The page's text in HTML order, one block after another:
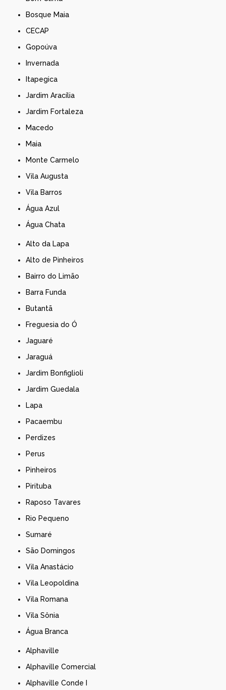
Bosque Maia
CECAP
Gopoúva
Invernada
Itapegica
Jardim Aracília
Jardim Fortaleza
Macedo
Maia
Monte Carmelo
Vila Augusta
Vila Barros
Água Azul
Água Chata
Alto da Lapa
Alto de Pinheiros
Bairro do Limão
Barra Funda
Butantã
Freguesia do Ó
Jaguaré
Jaraguá
Jardim Bonfiglioli
Jardim Guedala
Lapa
Pacaembu
Perdizes
Perus
Pinheiros
Pirituba
Raposo Tavares
Rio Pequeno
Sumaré
São Domingos
Vila Anastácio
Vila Leopoldina
Vila Romana
Vila Sônia
Água Branca
Alphaville
Alphaville Comercial
Alphaville Conde I